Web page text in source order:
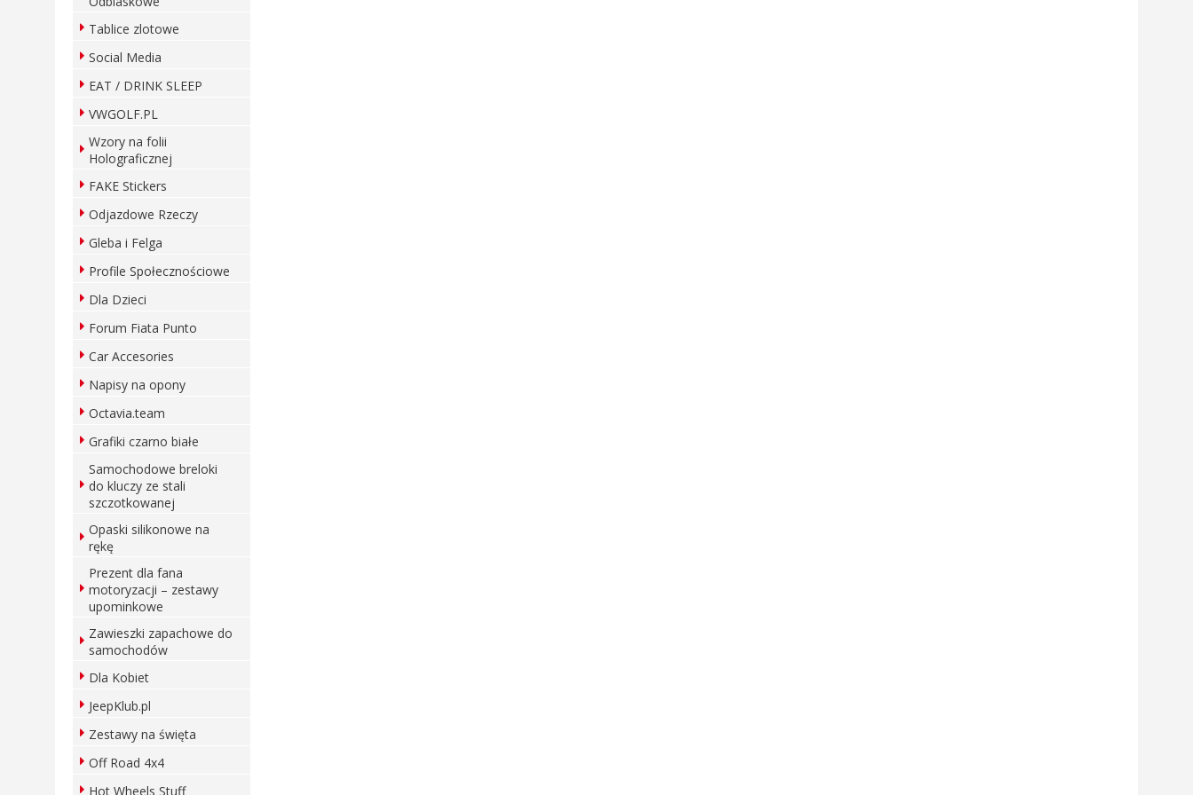
Tablice zlotowe
Social Media
EAT / DRINK SLEEP
VWGOLF.PL
Wzory na folii
Holograficznej
FAKE Stickers
Odjazdowe Rzeczy
Gleba i Felga
Profile Społecznościowe
Dla Dzieci
Forum Fiata Punto
Car Accesories
Napisy na opony
Octavia.team
Grafiki czarno białe
Samochodowe breloki
do kluczy ze stali
szczotkowanej
Opaski silikonowe na
rękę
Prezent dla fana
motoryzacji – zestawy
upominkowe
Zawieszki zapachowe do
samochodów
Dla Kobiet
JeepKlub.pl
Zestawy na święta
Off Road 4x4
Hot Wheels Stuff